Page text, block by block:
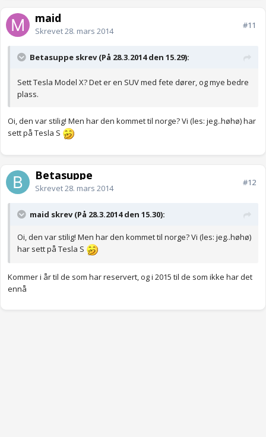
maid
Skrevet28. mars 2014
#11
Betasuppe skrev (På 28.3.2014 den 15.29):
Sett Tesla Model X? Det er en SUV med fete dører, og mye bedre
plass.
Oi, den var stilig! Men har den kommet til norge? Vi (les: jeg..høhø) har
sett på Tesla S
Betasuppe
Skrevet28. mars 2014
#12
maid skrev (På 28.3.2014 den 15.30):
Oi, den var stilig! Men har den kommet til norge? Vi (les: jeg..høhø)
har sett på Tesla S
Kommer i år til de som har reservert, og i 2015 til de som ikke har det
ennå